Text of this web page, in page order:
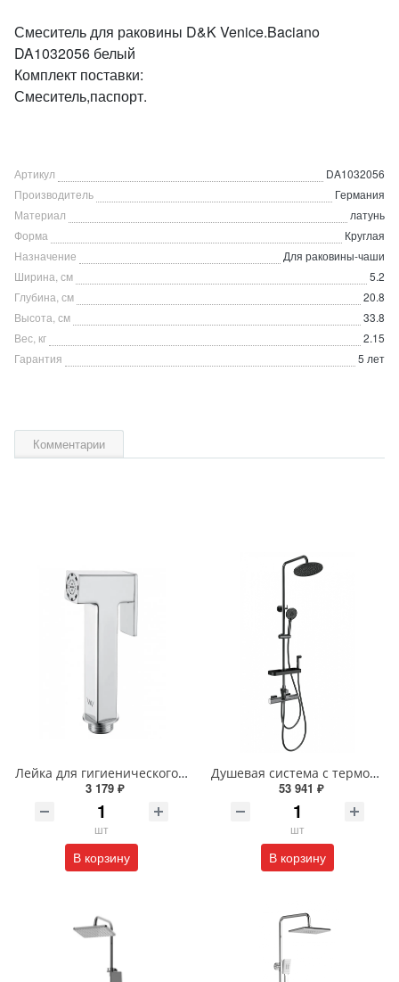
Смеситель для раковины D&K Venice.Baciano
DA1032056 белый
Комплект поставки:
Смеситель,паспорт.
Артикул
DA1032056
Производитель
Германия
Материал
латунь
Форма
Круглая
Назначение
Для раковины-чаши
Ширина, см
5.2
Глубина, см
20.8
Высота, см
33.8
Вес, кг
2.15
Гарантия
5 лет
Комментарии
Лейка для гигиенического душа Wonzon & Woghand WW-88PQ02-CR хром
3 179 ₽
шт
В корзину
Душевая система с термостатом Wonzon & Woghand WW-C3017-A1-BGG темный графит
53 941 ₽
шт
В корзину